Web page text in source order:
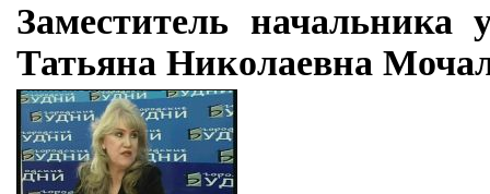
Заместитель начальника
Татьяна Николаевна